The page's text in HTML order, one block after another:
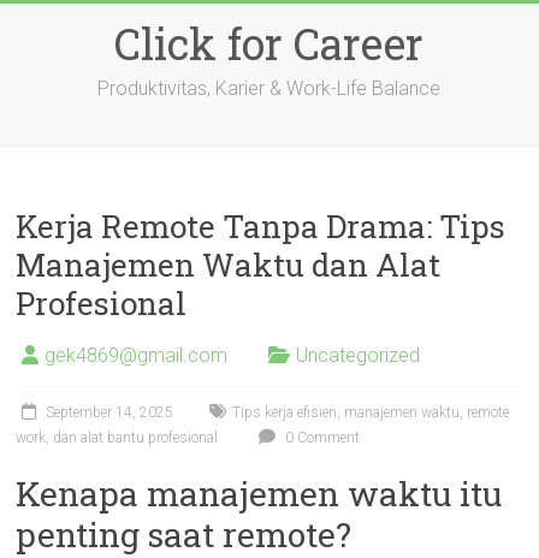
Click for Career
Produktivitas, Karier & Work-Life Balance
Kerja Remote Tanpa Drama: Tips
Manajemen Waktu dan Alat
Profesional
gek4869@gmail.com Uncategorized
September 14, 2025
Tips kerja efisien, manajemen waktu, remote
work, dan alat bantu profesional
0 Comment
Kenapa manajemen waktu itu
penting saat remote?